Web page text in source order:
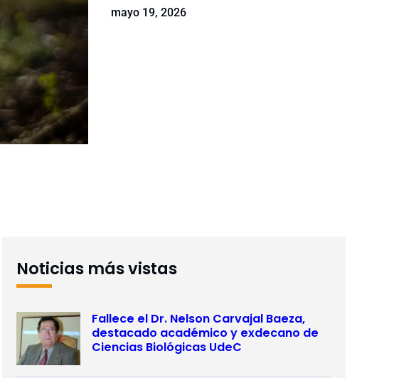
mayo 19, 2026
Noticias más vistas
Fallece el Dr. Nelson Carvajal Baeza,
destacado académico y exdecano de
Ciencias Biológicas UdeC